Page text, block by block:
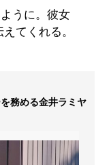
うに。彼女
てくれる。
務める金井ラミヤ